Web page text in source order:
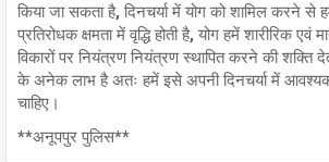
किया जा सकता है, दिनचर्या में योग को शामिल करने से
प्रतिरोधक क्षमता में वृद्धि होती है, योग हमें शारीरिक एवं
विकारों पर नियंत्रण नियंत्रण स्थापित करने की शक्ति
के अनेक लाभ है अतः हमें इसे अपनी दिनचर्या में
चाहिए।
**अनूपपुर पुलिस**